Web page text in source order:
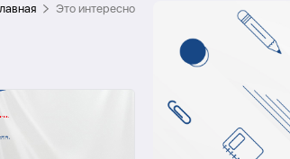
Это интересно